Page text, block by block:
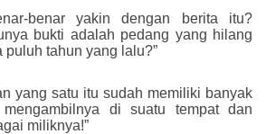
benar yakin dengan berita itu?
bukti adalah pedang yang hilang
puluh tahun yang lalu?”
yang satu itu sudah memiliki banyak
di suatu tempat dan
miliknya!”